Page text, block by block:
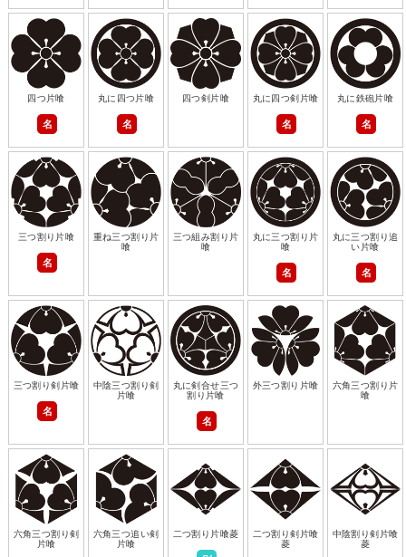
四つ片喰
名
丸に四つ片喰
名
四つ剣片喰 丸に四つ剣片喰
名
丸に鉄砲片喰
名
三つ割り片喰
名
重ね三つ割り片
喰
三つ組み割り片
喰
丸に三つ割り片
喰
名
丸に三つ割り追
い片喰
名
三つ割り剣片喰
名
中陰三つ割り剣
片喰
丸に剣合せ三つ
割り片喰
名
外三つ割り片喰
六角三つ割り片
喰
六角三つ割り剣
片喰
六角三つ追い剣
片喰
二つ割り片喰菱
二つ割り剣片喰
菱
中陰割り剣片喰
菱